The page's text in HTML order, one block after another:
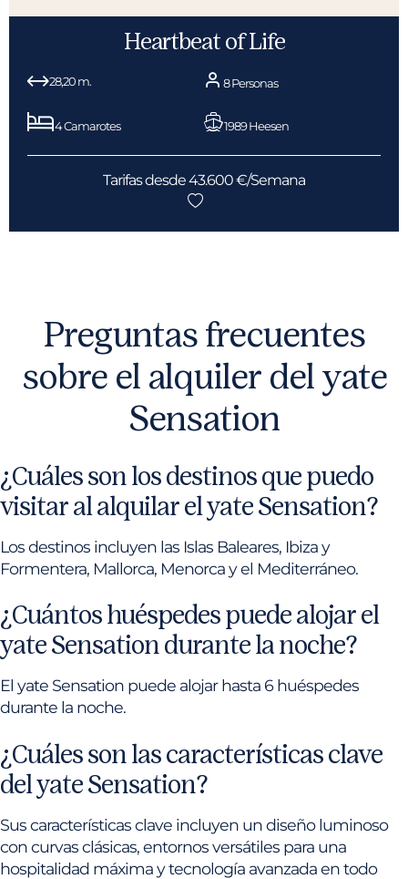
Heartbeat of Life
28,20 m. 8 Personas
4 Camarotes 1989 Heesen
Tarifas desde 43.600 €/Semana
Preguntas frecuentes
sobre el alquiler del yate
Sensation
¿Cuáles son los destinos que puedo
visitar al alquilar el yate Sensation?
Los destinos incluyen las Islas Baleares, Ibiza y
Formentera, Mallorca, Menorca y el Mediterráneo.
¿Cuántos huéspedes puede alojar el
yate Sensation durante la noche?
El yate Sensation puede alojar hasta 6 huéspedes
durante la noche.
¿Cuáles son las características clave
del yate Sensation?
Sus características clave incluyen un diseño luminoso
con curvas clásicas, entornos versátiles para una
hospitalidad máxima y tecnología avanzada en todo